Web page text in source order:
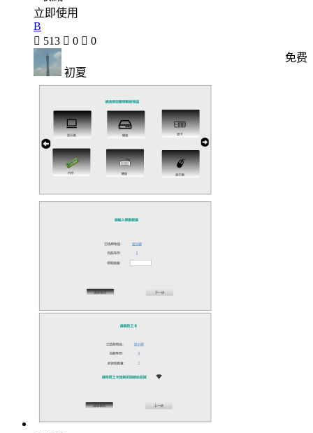
立即使用
B
 513  0  0
初夏
免费